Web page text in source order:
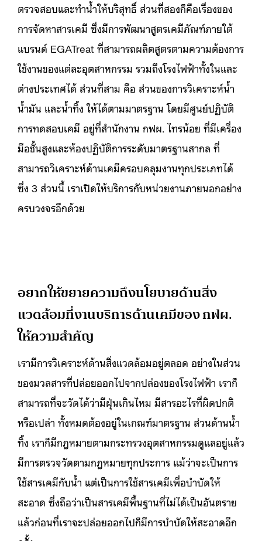
ตรวจสอบและทำน้ำให้บริสุทธิ์ ส่วนที่สองก็คือเรื่องของ
การจัดหาสารเคมี ซึ่งมีการพัฒนาสูตรเคมีภัณฑ์ภายใต้
แบรนด์ EGATreat ที่สามารถผลิตสูตรตามความต้องการ
ใช้งานของแต่ละอุตสาหกรรม รวมถึงโรงไฟฟ้าทั้งในและ
ต่างประเทศได้ ส่วนที่สาม คือ ส่วนของการวิเคราะห์น้ำ
น้ำมัน และน้ำทิ้ง ให้ได้ตามมาตรฐาน โดยมีศูนย์ปฏิบัติ
การทดสอบเคมี อยู่ที่สำนักงาน กฟผ. ไทรน้อย ที่มีเครื่อง
มือชั้นสูงและห้องปฏิบัติการระดับมาตรฐานสากล ที่
สามารถวิเคราะห์ด้านเคมีครอบคลุมงานทุกประเภทได้
ซึ่ง 3 ส่วนนี้ เราเปิดให้บริการกับหน่วยงานภายนอกอย่าง
ครบวงจรอีกด้วย
อยากให้ขยายความถึงนโยบายด้านสิ่ง
แวดล้อมที่งานบริการด้านเคมีของ กฟผ.
ให้ความสำคัญ
เรามีการวิเคราะห์ด้านสิ่งแวดล้อมอยู่ตลอด อย่างในส่วน
ของมวลสารที่ปล่อยออกไปจากปล่องของโรงไฟฟ้า เราก็
สามารถที่จะวัดได้ว่ามีฝุ่นเกินไหม มีสารอะไรที่ผิดปกติ
หรือเปล่า ทั้งหมดต้องอยู่ในเกณฑ์มาตรฐาน ส่วนด้านน้ำ
ทิ้ง เราก็มีกฎหมายตามกระทรวงอุตสาหกรรมดูแลอยู่แล้ว
มีการตรวจวัดตามกฎหมายทุกประการ แม้ว่าจะเป็นการ
ใช้สารเคมีกับน้ำ แต่เป็นการใช้สารเคมีเพื่อบำบัดให้
สะอาด ซึ่งถือว่าเป็นสารเคมีพื้นฐานที่ไม่ได้เป็นอันตราย
แล้วก่อนที่เราจะปล่อยออกไปก็มีการบำบัดให้สะอาดอีก